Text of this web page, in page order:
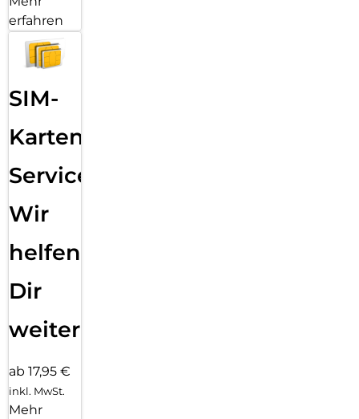
erfahren
SIM-
Karten
Service:
Wir
helfen
Dir
weiter
ab 17,95 €
inkl. MwSt.
Mehr